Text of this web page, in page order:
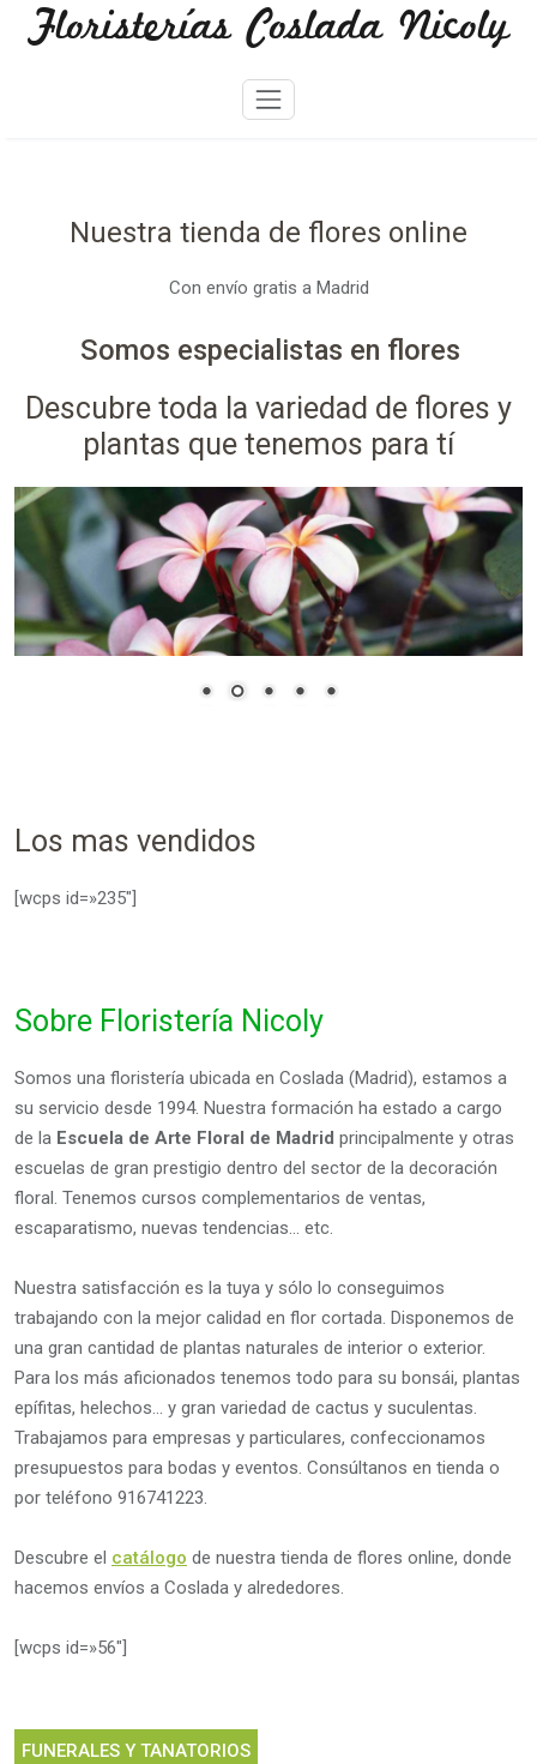
Floristerías Coslada Nicoly
Nuestra tienda de flores online
Con envío gratis a Madrid
Somos especialistas en flores
Descubre toda la variedad de flores y
plantas que tenemos para tí
Los mas vendidos
[wcps id=»235″]
Sobre Floristería Nicoly
Somos una floristería ubicada en Coslada (Madrid), estamos a
su servicio desde 1994. Nuestra formación ha estado a cargo
de la Escuela de Arte Floral de Madrid principalmente y otras
escuelas de gran prestigio dentro del sector de la decoración
floral. Tenemos cursos complementarios de ventas,
escaparatismo, nuevas tendencias… etc.
Nuestra satisfacción es la tuya y sólo lo conseguimos
trabajando con la mejor calidad en flor cortada. Disponemos de
una gran cantidad de plantas naturales de interior o exterior.
Para los más aficionados tenemos todo para su bonsái, plantas
epífitas, helechos… y gran variedad de cactus y suculentas.
Trabajamos para empresas y particulares, confeccionamos
presupuestos para bodas y eventos. Consúltanos en tienda o
por teléfono 916741223.
Descubre el catálogo de nuestra tienda de flores online, donde
hacemos envíos a Coslada y alrededores.
[wcps id=»56″]
FUNERALES Y TANATORIOS